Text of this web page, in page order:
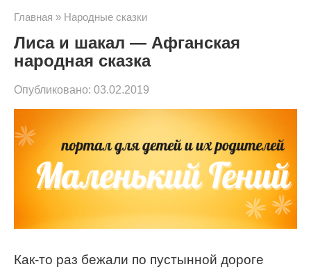
с
Главная » Народные сказки
Лиса и шакал — Афганская
народная сказка
Опубликовано: 03.02.2019
Как-то раз бежали по пустынной дороге